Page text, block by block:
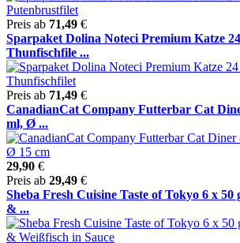
Preis ab 71,49 €
Sparpaket Dolina Noteci Premium Katze
Thunfischfile ...
Preis ab 71,49 €
CanadianCat Company Futterbar Cat
ml, Ø ...
29,90 €
Preis ab 29,49 €
Sheba Fresh Cuisine Taste of Tokyo 6 x
& ...